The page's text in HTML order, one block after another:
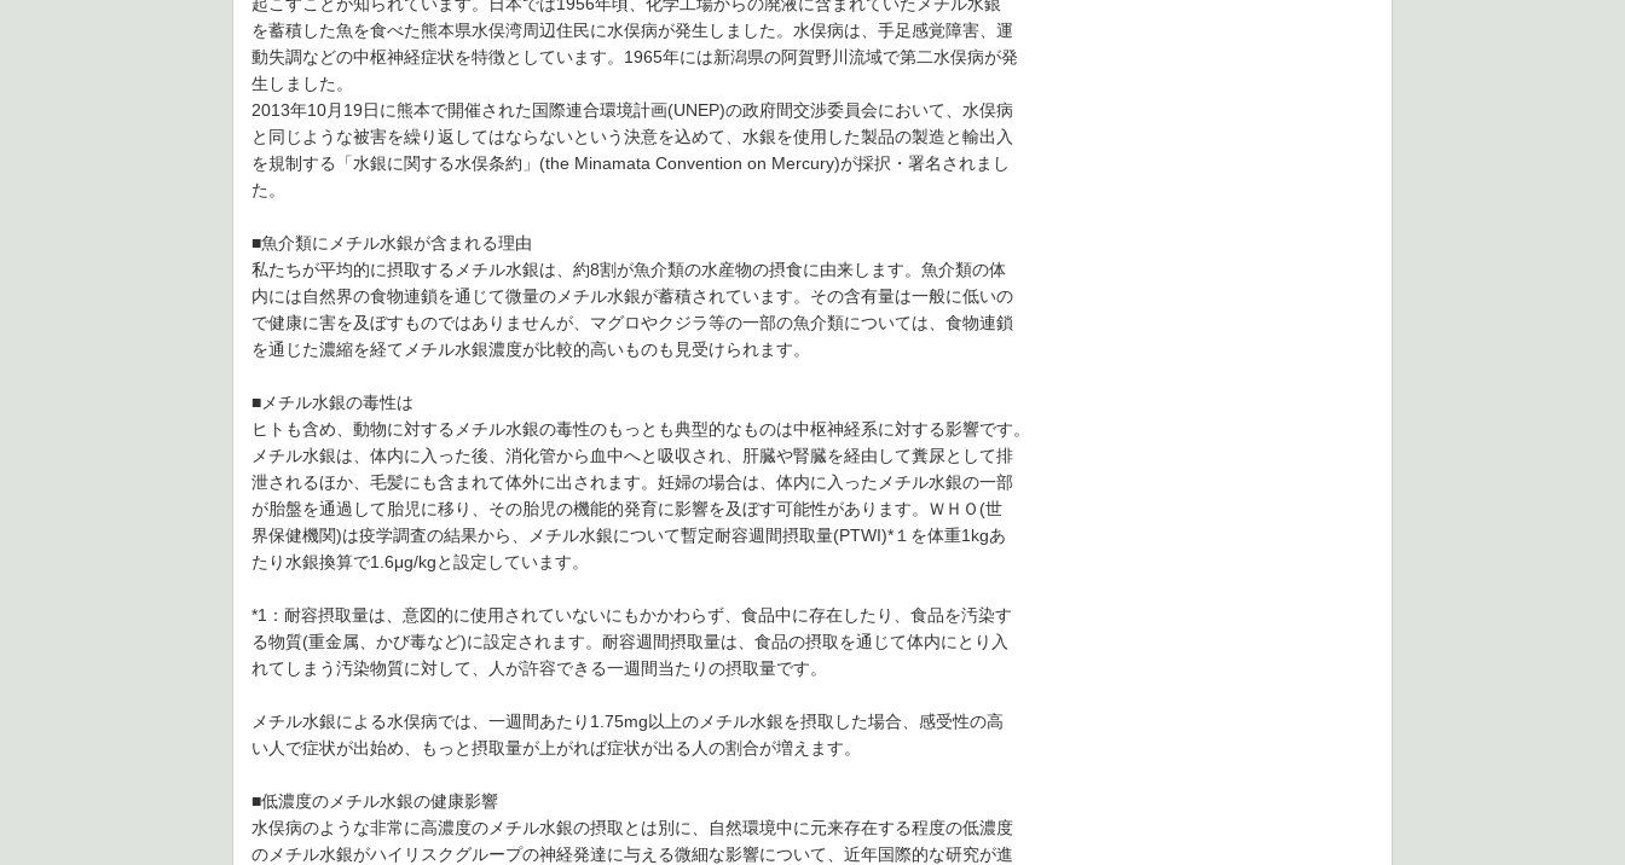
起こすことが知られています。日本では1956年頃、化学工場からの廃液に含まれていたメチル水銀
を蓄積した魚を食べた熊本県水俣湾周辺住民に水俣病が発生しました。水俣病は、手足感覚障害、運
動失調などの中枢神経症状を特徴としています。1965年には新潟県の阿賀野川流域で第二水俣病が発
生しました。
2013年10月19日に熊本で開催された国際連合環境計画(UNEP)の政府間交渉委員会において、水俣病
と同じような被害を繰り返してはならないという決意を込めて、水銀を使用した製品の製造と輸出入
を規制する「水銀に関する水俣条約」(the Minamata Convention on Mercury)が採択・署名されまし
た。
■魚介類にメチル水銀が含まれる理由
私たちが平均的に摂取するメチル水銀は、約8割が魚介類の水産物の摂食に由来します。魚介類の体
内には自然界の食物連鎖を通じて微量のメチル水銀が蓄積されています。その含有量は一般に低いの
で健康に害を及ぼすものではありませんが、マグロやクジラ等の一部の魚介類については、食物連鎖
を通じた濃縮を経てメチル水銀濃度が比較的高いものも見受けられます。
■メチル水銀の毒性は
ヒトも含め、動物に対するメチル水銀の毒性のもっとも典型的なものは中枢神経系に対する影響です。
メチル水銀は、体内に入った後、消化管から血中へと吸収され、肝臓や腎臓を経由して糞尿として排
泄されるほか、毛髪にも含まれて体外に出されます。妊婦の場合は、体内に入ったメチル水銀の一部
が胎盤を通過して胎児に移り、その胎児の機能的発育に影響を及ぼす可能性があります。ＷＨＯ(世
界保健機関)は疫学調査の結果から、メチル水銀について暫定耐容週間摂取量(PTWI)*１を体重1kgあ
たり水銀換算で1.6μg/kgと設定しています。
*1：耐容摂取量は、意図的に使用されていないにもかかわらず、食品中に存在したり、食品を汚染す
る物質(重金属、かび毒など)に設定されます。耐容週間摂取量は、食品の摂取を通じて体内にとり入
れてしまう汚染物質に対して、人が許容できる一週間当たりの摂取量です。
メチル水銀による水俣病では、一週間あたり1.75mg以上のメチル水銀を摂取した場合、感受性の高
い人で症状が出始め、もっと摂取量が上がれば症状が出る人の割合が増えます。
■低濃度のメチル水銀の健康影響
水俣病のような非常に高濃度のメチル水銀の摂取とは別に、自然環境中に元来存在する程度の低濃度
のメチル水銀がハイリスクグループの神経発達に与える微細な影響について、近年国際的な研究が進